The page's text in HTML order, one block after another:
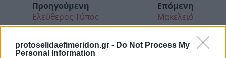
protoselidaefimeridon.gr - Do Not Process My
Personal Information
Προηγούμενη
Ελεύθερος Τύπος
Επόμενη
Μακελειό